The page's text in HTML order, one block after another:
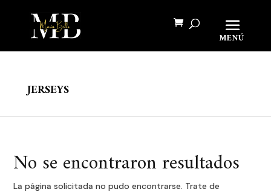
JERSEYS
No se encontraron resultados
La página solicitada no pudo encontrarse. Trate de